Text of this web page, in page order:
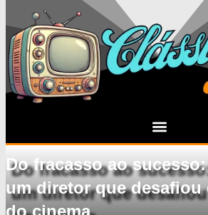
Do fracasso ao
um diretor que desafiou
do cinema